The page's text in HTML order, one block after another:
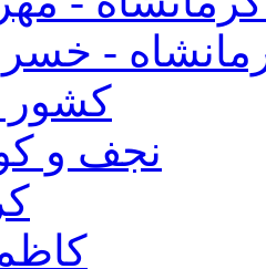
-
كشور
نجف و